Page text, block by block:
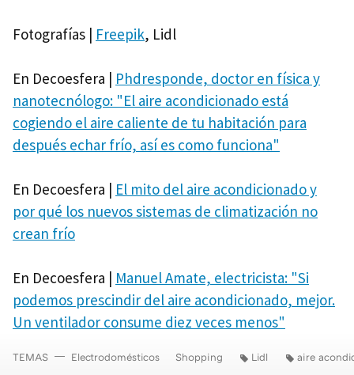
Fotografías | Freepik, Lidl
En Decoesfera | Phdresponde, doctor en física y
nanotecnólogo: "El aire acondicionado está
cogiendo el aire caliente de tu habitación para
después echar frío, así es como funciona"
En Decoesfera | El mito del aire acondicionado y
por qué los nuevos sistemas de climatización no
crean frío
En Decoesfera | Manuel Amate, electricista: "Si
podemos prescindir del aire acondicionado, mejor.
Un ventilador consume diez veces menos"
TEMAS Electrodomésticos Shopping Lidl aire